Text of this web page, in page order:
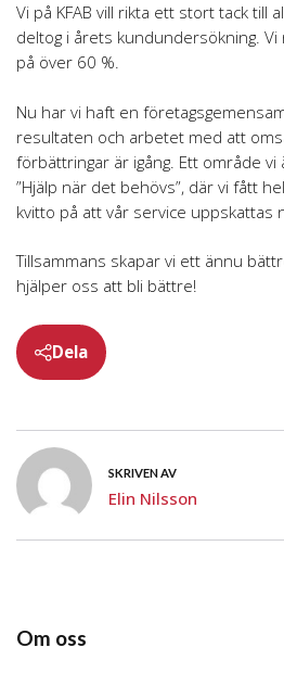
Om oss
Vi på KFAB vill rikta ett stort tack till
deltog i årets kundundersökning.
på över 60 %.
Nu har vi haft en
resultaten och arbetet med att
förbättringar är igång. Ett område
”Hjälp när det behövs”, där vi fått
kvitto på att vår service uppskattas
Tillsammans skapar vi ett ännu
hjälper oss att bli bättre!
Dela
SKRIVEN AV
Elin Nilsson